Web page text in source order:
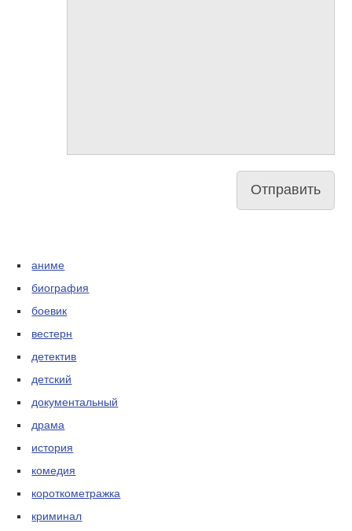
аниме
биография
боевик
вестерн
детектив
детский
документальный
драма
история
комедия
короткометражка
криминал